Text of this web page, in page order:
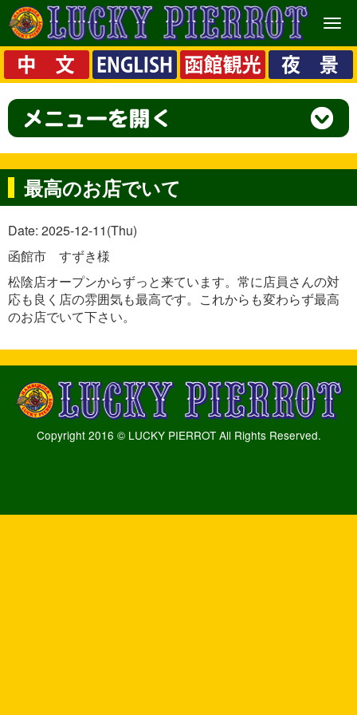
メ
ニ
ュ
ー
最高のお店でいて
Date: 2025-12-11(Thu)
函館市 すずき様
松陰店オープンからずっと来ています。常に店員さんの対
応も良く店の雰囲気も最高です。これからも変わらず最高
のお店でいて下さい。
Copyright 2016 © LUCKY PIERROT All Rights Reserved.